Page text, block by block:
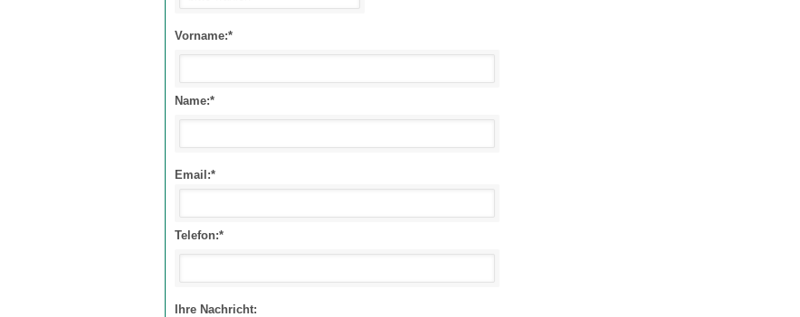
Vorname:*
Name:*
Email:*
Telefon:*
Ihre Nachricht: